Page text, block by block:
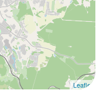
Leaflet